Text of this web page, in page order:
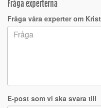
Fråga experterna
Fråga våra experter om
E-post som vi ska svara till